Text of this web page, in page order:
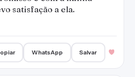
satisfação a ela.
WhatsApp Salvar